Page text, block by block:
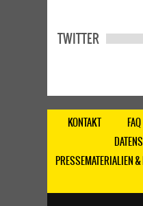
TWITTER
KONTAKT FAQ
PRESSEMATERIALIEN